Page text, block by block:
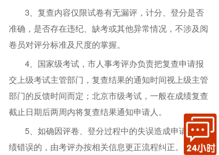
3、复查内容仅限试卷有无漏评，计分、登分是否
准确，是否存在违纪、缺考或其他异常情况，不涉及阅
卷员对评分标准及尺度的掌握。
4、国家级考试，市人事考评办负责把复查申请报
交上级考试主管部门，复查结果的通知时间视上级主管
部门的反馈时间而定；北京市级考试，一般在成绩复查
截止日期后两周内将复查结果通知申请人。
5、如确因评卷、登分过程中的失误造成申请人成
绩错误的，由考评办按相关信息更正流程纠正。